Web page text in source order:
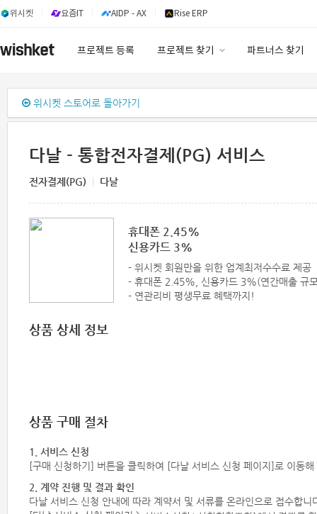
위시켓 요즘IT AIDP - AX Rise ERP
프로젝트 등록 프로젝트 찾기 파트너스 찾기
위시켓 스토어로 돌아가기
다날 - 통합전자결제(PG) 서비스
전자결제(PG) 다날
휴대폰 2.45%
신용카드 3%
- 위시켓 회원만을 위한 업계최저수수료 제공
- 휴대폰 2.45%, 신용카드 3%(연간매출 규
- 연관리비 평생무료 혜택까지!
상품 상세 정보
상품 구매 절차
1. 서비스 신청
[구매 신청하기] 버튼을 클릭하여 [다날 서비스 신청 페이지]로 이동
2. 계약 진행 및 결과 확인
다날 서비스 신청 안내에 따라 계약서 및 서류를 온라인으로 접수합니